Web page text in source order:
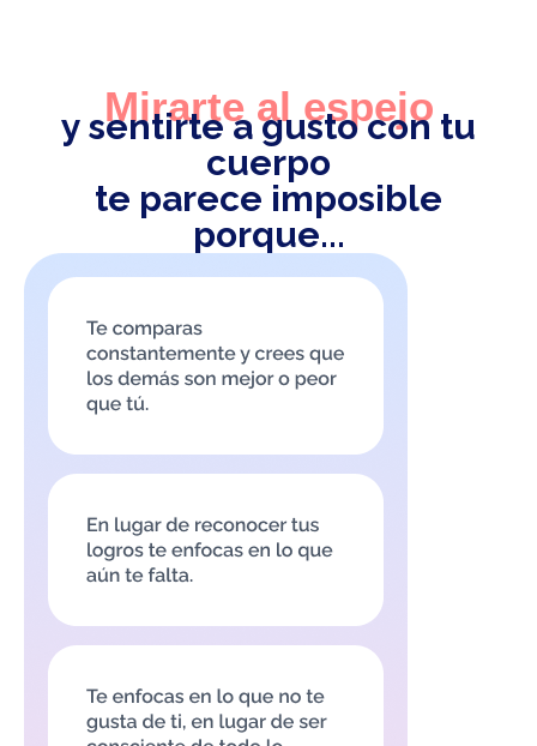
Mirarte al espejo
y sentirte a gusto con tu
cuerpo
te parece imposible
porque...